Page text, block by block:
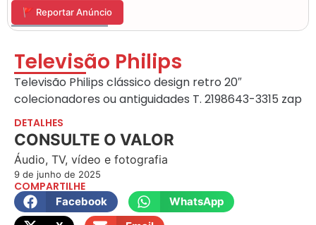
🚩 Reportar Anúncio
Televisão Philips
Televisão Philips clássico design retro 20″
colecionadores ou antiguidades T. 2198643-3315 zap
DETALHES
CONSULTE O VALOR
Áudio, TV, vídeo e fotografia
9 de junho de 2025
COMPARTILHE
Facebook
WhatsApp